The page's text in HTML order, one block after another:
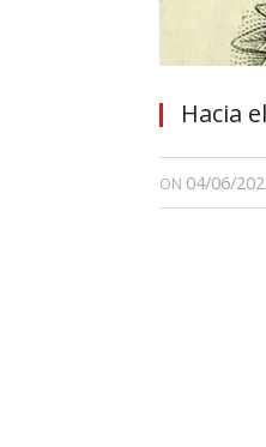
Hacia
ON 04/06/